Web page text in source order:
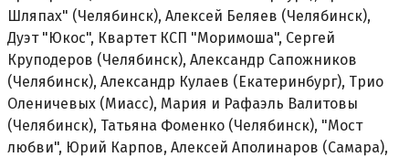
Шляпах" (Челябинск), Алексей Беляев (Челябинск),
Дуэт "Юкос", Квартет КСП "Моримоша", Сергей
Круподеров (Челябинск), Александр Сапожников
(Челябинск), Александр Кулаев (Екатеринбург), Трио
Оленичевых (Миасс), Мария и Рафаэль Валитовы
(Челябинск), Татьяна Фоменко (Челябинск), "Мост
любви", Юрий Карпов, Алексей Аполинаров (Самара),